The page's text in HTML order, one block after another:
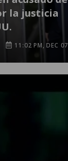
la justicia
11:02 PM, DEC 07